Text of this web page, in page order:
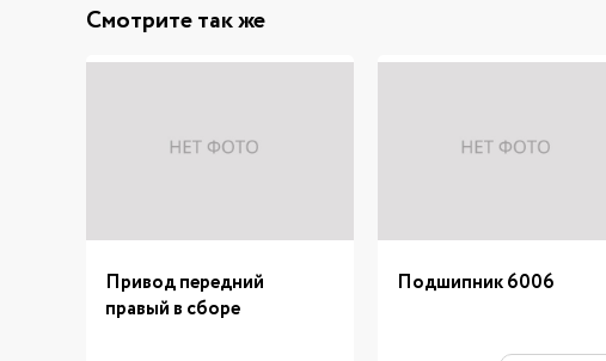
Смотрите так же
Привод передний
правый в сборе
Подшипник 6006